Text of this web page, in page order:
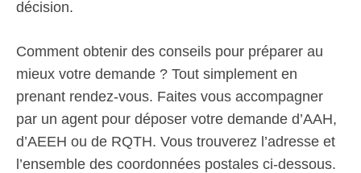
décision.
Comment obtenir des conseils pour préparer au
mieux votre demande ? Tout simplement en
prenant rendez-vous. Faites vous accompagner
par un agent pour déposer votre demande d’AAH,
d’AEEH ou de RQTH. Vous trouverez l’adresse et
l’ensemble des coordonnées postales ci-dessous.